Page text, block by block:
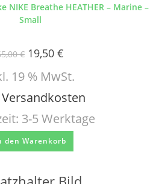
NIKE Breathe HEATHER – Marine –
Small
€ 19,50 €
19 % MwSt.
Versandkosten
3-5 Werktage
den Warenkorb